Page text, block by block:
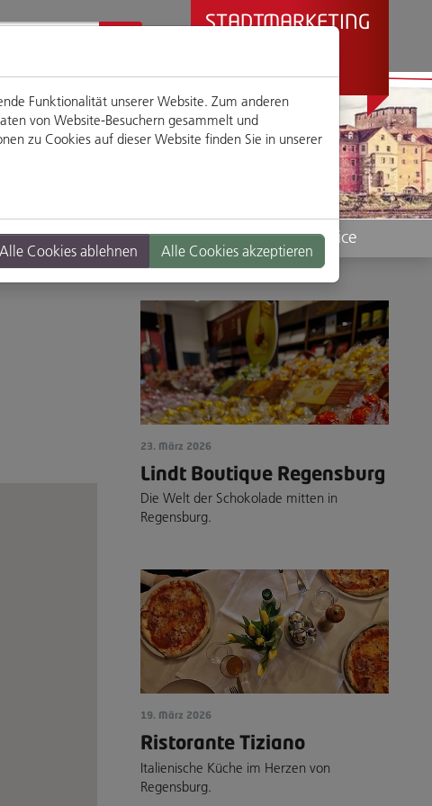
STADTMARKETING
PRÄSENTIERT
Standorte Service
23. März 2026
Lindt Boutique Regensburg
Die Welt der Schokolade mitten in
Regensburg.
19. März 2026
Ristorante Tiziano
Italienische Küche im Herzen von
Regensburg.
Funktionalität unserer Website. Zum anderen
von Website-Besuchern gesammelt und
zu Cookies auf dieser Website finden Sie in unserer
Alle Cookies ablehnen Alle Cookies akzeptieren